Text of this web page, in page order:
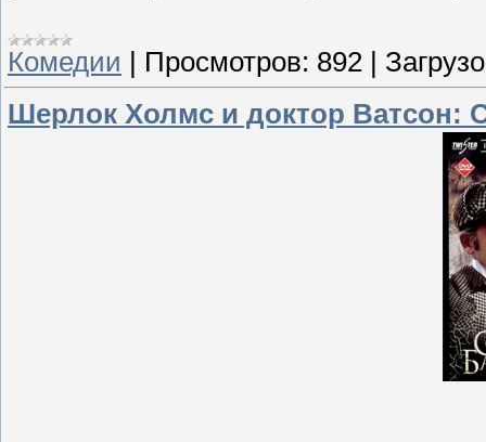
Комедии Просмотров: 892
Шерлок Холмс и доктор Ватсон: